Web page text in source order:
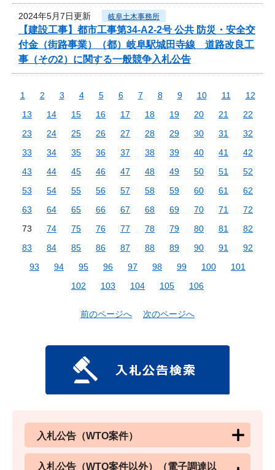
2024年5月7日更新 岐阜土木事務所
【建設工事】都市工事第34-A2-2号 公共 防災・安全交
付金（街路事業）（都）岐阜駅城田寺線 道路改良工
事（その2）に関する一般競争入札公告
1 2 3 4 5 6 7 8 9 10 11
12
13
14 15 16 17 18 19 20 21
22
23
24 25 26 27 28 29 30 31
32
33
34 35 36 37 38 39 40 41
42
43
44 45 46 47 48 49 50 51
52
53
54 55 56 57 58 59 60 61
62
63
64 65 66 67 68 69 70 71
72
73
74 75 76 77 78 79 80 81
82
83
84 85 86 87 88 89 90 91
92
93
94 95 96 97 98 99 100
101
102
103 104 105 106
前のページへ 次のページへ
入札公告（WTO案件）
入札公告（WTO案件以外）（電子調達以